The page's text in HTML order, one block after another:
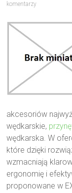
komentarzy
akcesoriów
wędkarskie,
wędkarska. W
które dzięki
wzmacniają
ergonomię i
proponowane w